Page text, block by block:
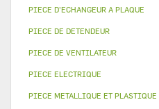
PIECE D'ECHANGEUR A PLAQUE
PIECE DE DETENDEUR
PIECE DE VENTILATEUR
PIECE ELECTRIQUE
PIECE METALLIQUE ET PLASTIQUE